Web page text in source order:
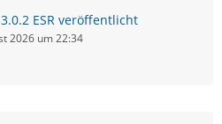
ESR veröffentlicht
2026 um 22:34